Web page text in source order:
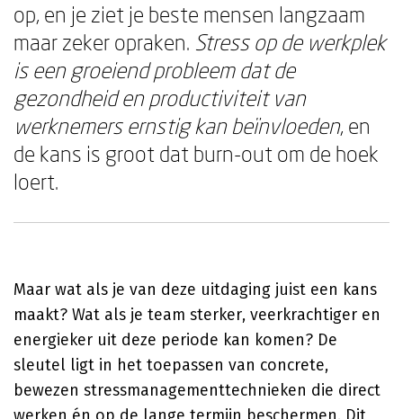
op, en je ziet je beste mensen langzaam
maar zeker opraken. Stress op de werkplek
is een groeiend probleem dat de
gezondheid en productiviteit van
werknemers ernstig kan beïnvloeden, en
de kans is groot dat burn-out om de hoek
loert.
Maar wat als je van deze uitdaging juist een kans
maakt? Wat als je team sterker, veerkrachtiger en
energieker uit deze periode kan komen? De
sleutel ligt in het toepassen van concrete,
bewezen stressmanagementtechnieken die direct